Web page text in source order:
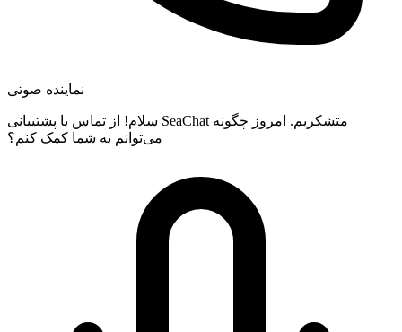
نماینده صوتی
سلام! از تماس با پشتیبانی SeaChat متشکریم. امروز چگونه
می‌توانم به شما کمک کنم؟